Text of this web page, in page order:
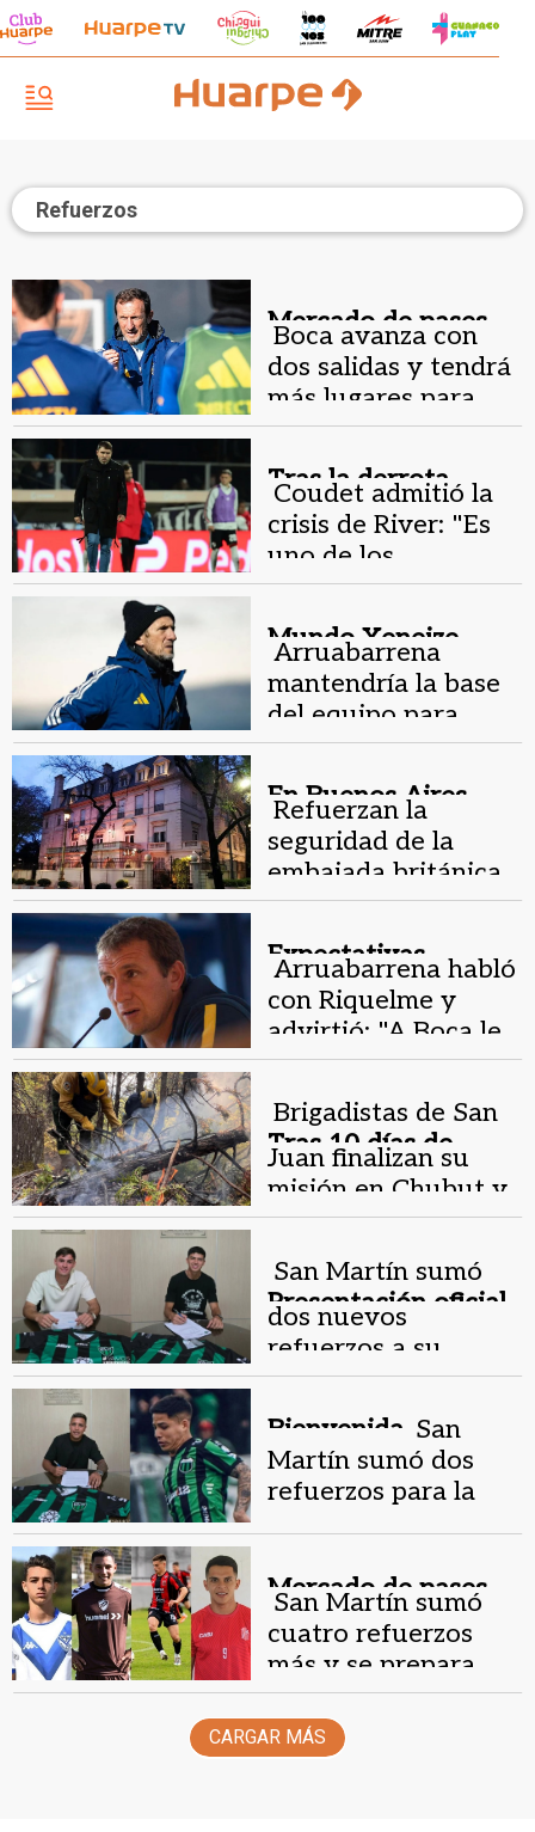
Refuerzos
Mercado de pases.
Boca avanza con
dos salidas y tendrá
más lugares para
reforzarse
Tras la derrota.
Coudet admitió la
crisis de River: "Es
uno de los
momentos más
Mundo Xeneize.
Arruabarrena
mantendría la base
del equipo para
enfrentar a
En Buenos Aires.
Refuerzan la
seguridad de la
embajada británica
antes de Argentina-
Expectativas.
Arruabarrena habló
con Riquelme y
advirtió: "A Boca le
piden más que a
Tras 10 días de
trabajo.
Brigadistas de San
Juan finalizan su
misión en Chubut y
evalúan enviar
Presentación oficial .
San Martín sumó
dos nuevos
refuerzos a su
plantel
Bienvenida. San
Martín sumó dos
refuerzos para la
Mercado de pases.
San Martín sumó
cuatro refuerzos
más y se prepara
para el debut
CARGAR MÁS